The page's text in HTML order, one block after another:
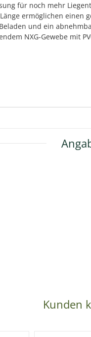
für noch mehr
ermöglichen einen
und ein
NXG-Gewebe mit
Kunden